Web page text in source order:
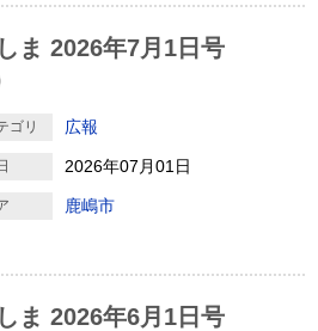
ま 2026年7月1日号
ゴリ 広報
2026年07月01日
鹿嶋市
ま 2026年6月1日号